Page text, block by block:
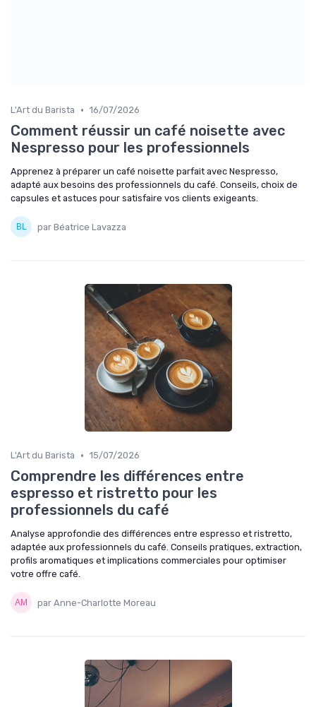
L'Art du Barista • 16/07/2026
Comment réussir un café noisette avec
Nespresso pour les professionnels
Apprenez à préparer un café noisette parfait avec Nespresso,
adapté aux besoins des professionnels du café. Conseils, choix de
capsules et astuces pour satisfaire vos clients exigeants.
par Béatrice Lavazza
L'Art du Barista • 15/07/2026
Comprendre les différences entre
espresso et ristretto pour les
professionnels du café
Analyse approfondie des différences entre espresso et ristretto,
adaptée aux professionnels du café. Conseils pratiques, extraction,
profils aromatiques et implications commerciales pour optimiser
votre offre café.
par Anne-Charlotte Moreau